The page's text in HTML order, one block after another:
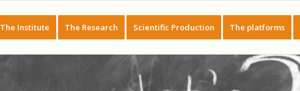
The Institute The Research Scientific Production The platforms